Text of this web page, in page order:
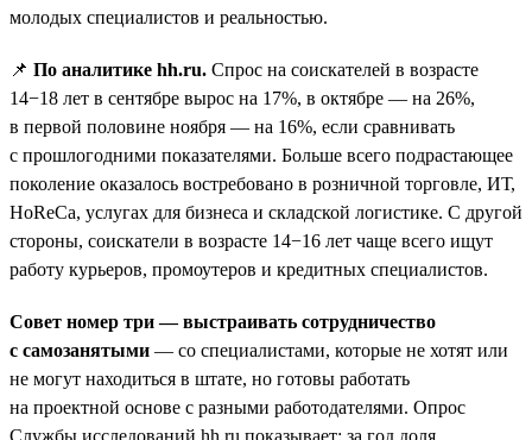
молодых специалистов и реальностью.
📌 По аналитике hh.ru. Спрос на соискателей в возрасте
14−18 лет в сентябре вырос на 17%, в октябре — на 26%,
в первой половине ноября — на 16%, если сравнивать
с прошлогодними показателями. Больше всего подрастающее
поколение оказалось востребовано в розничной торговле, ИТ,
HoReCa, услугах для бизнеса и складской логистике. С другой
стороны, соискатели в возрасте 14−16 лет чаще всего ищут
работу курьеров, промоутеров и кредитных специалистов.
Совет номер три — выстраивать сотрудничество
с самозанятыми — со специалистами, которые не хотят или
не могут находиться в штате, но готовы работать
на проектной основе с разными работодателями. Опрос
Службы исследований hh.ru показывает: за год доля